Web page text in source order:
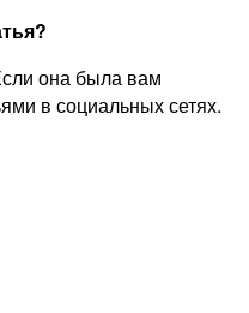
она была вам
в социальных сетях.